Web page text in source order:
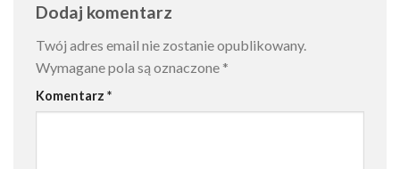
Dodaj komentarz
Twój adres email nie zostanie opublikowany.
Wymagane pola są oznaczone *
Komentarz *